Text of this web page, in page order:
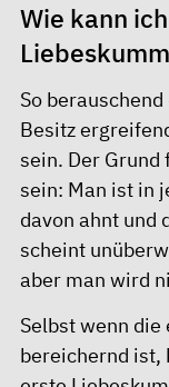
Wie kann
So
Besitz
sein. Der
sein: Man ist in
davon ahnt und
scheint
aber man wird
Selbst wenn die
bereichernd ist,